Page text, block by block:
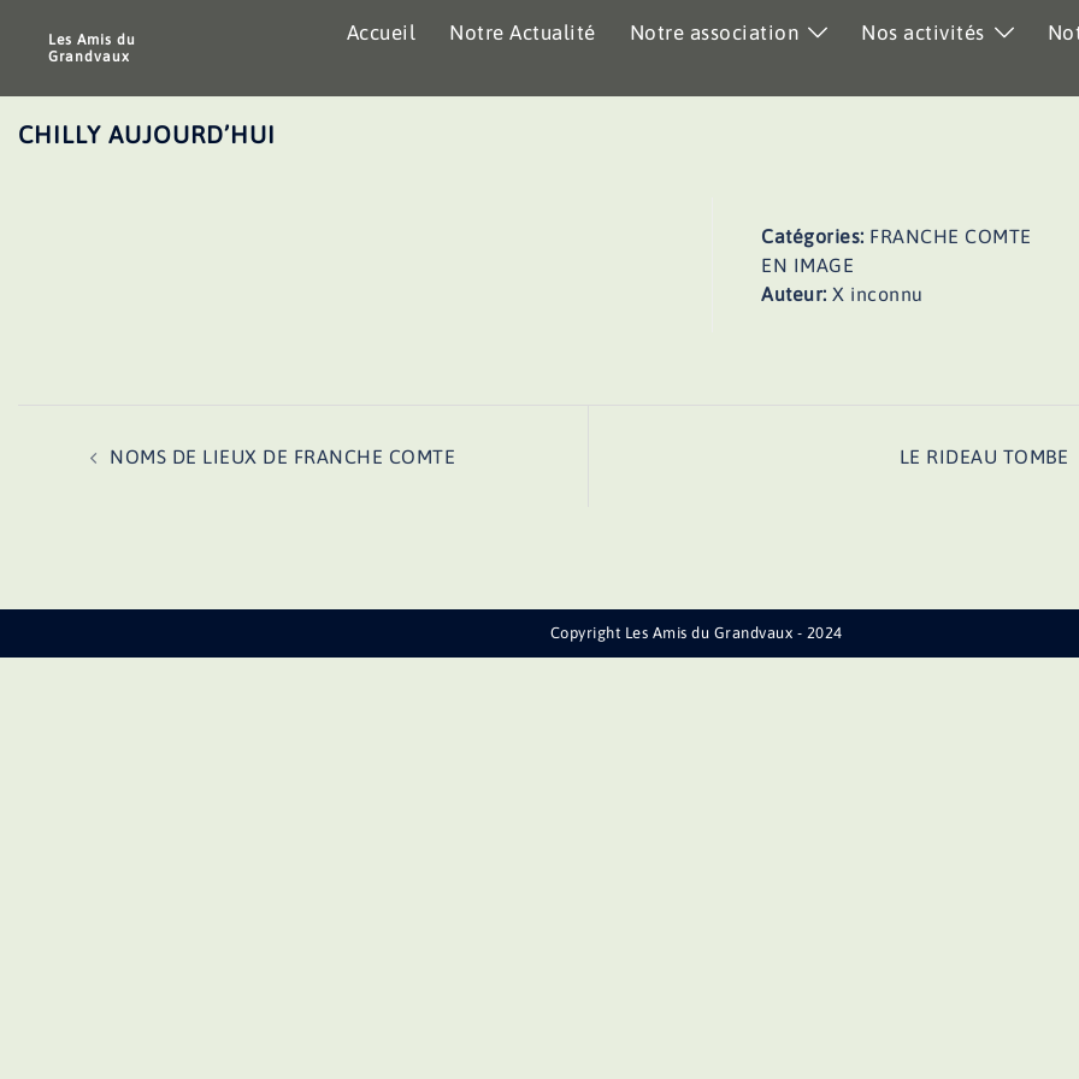
Les Amis du
Grandvaux
Accueil Notre Actualité Notre association Nos activités
CHILLY AUJOURD’HUI
Catégories: FRANCHE COMTE
EN IMAGE
Auteur: X inconnu
NOMS DE LIEUX DE FRANCHE COMTE LE RIDEAU TOMBE
Copyright Les Amis du Grandvaux - 2024